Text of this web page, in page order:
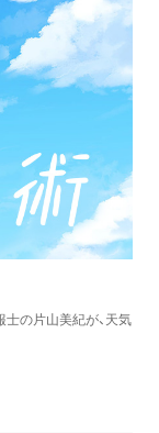
の片山美紀が、天気